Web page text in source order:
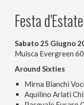
Festa
Sabato 25 Giugno
Muisca Evergreen
Around Sixties
Mirna Bianchi
Aquilino Arlati